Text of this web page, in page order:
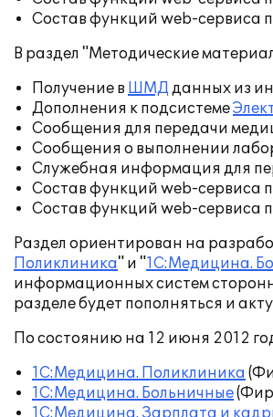
Состав функций web-сервиса
В раздел "Методические
Получение в ШМД данных из
Дополнения к подсистеме
Сообщения для передачи
Сообщения о выполнении
Служебная информация для
Состав функций web-сервиса
Состав функций web-сервиса
Раздел ориентирован на
Поликлиника" и "1С:Медицина.
информационных систем
разделе будет пополняться и
По состоянию на 12 июня 2012
1С:Медицина. Поликлиника
1С:Медицина. Больничные
1С:Медицина. Зарплата и